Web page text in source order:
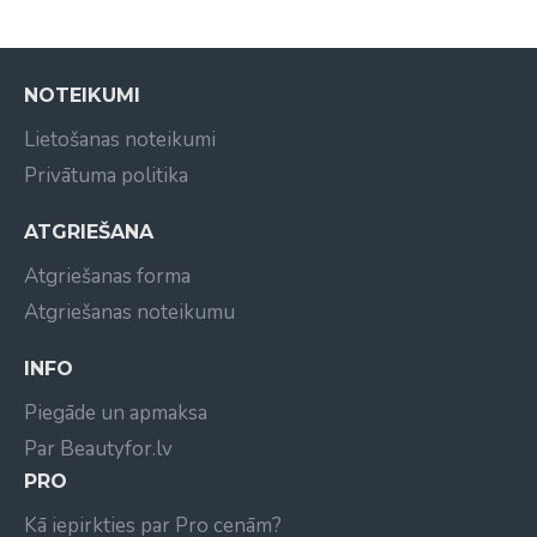
NOTEIKUMI
Lietošanas noteikumi
Privātuma politika
ATGRIEŠANA
Atgriešanas forma
Atgriešanas noteikumu
INFO
Piegāde un apmaksa
Par Beautyfor.lv
PRO
Kā iepirkties par Pro cenām?